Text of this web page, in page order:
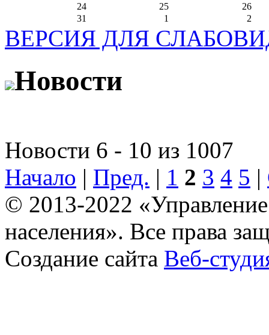
24
25
26
31
1 2
ВЕРСИЯ ДЛЯ
Новости
Новости 6 - 10 из 1007
Начало | Пред. | 1 2 3 4 5 |
© 2013-2022
населения». Все права
Создание сайта Веб-